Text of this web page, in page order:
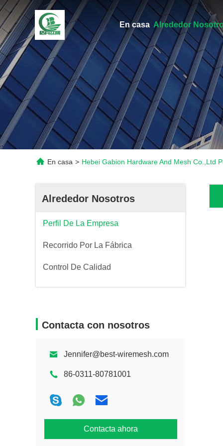
En casa Alrededor
En casa > Hebei Gabion Hardware And Mesh Co.,ltd
Alrededor Nosotros
Perfil De La Empresa
Recorrido Por La Fábrica
Control De Calidad
Contacta con nosotros
Jennifer@best-wiremesh.com
86-0311-80781001
Contacta ahora